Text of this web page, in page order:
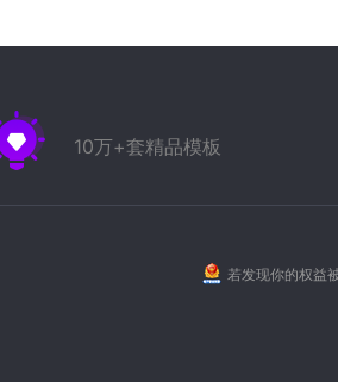
10万+套精品模板
若发现你的权益